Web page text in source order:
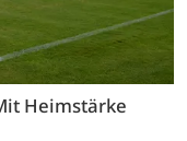
Heimstärke